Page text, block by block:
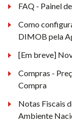
FAQ - Painel
Como
DIMOB pela
[Em breve]
Compras -
Compra
Notas Fiscais
Ambiente